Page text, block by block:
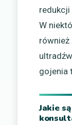
redukcji
W
gojenia
Jakie